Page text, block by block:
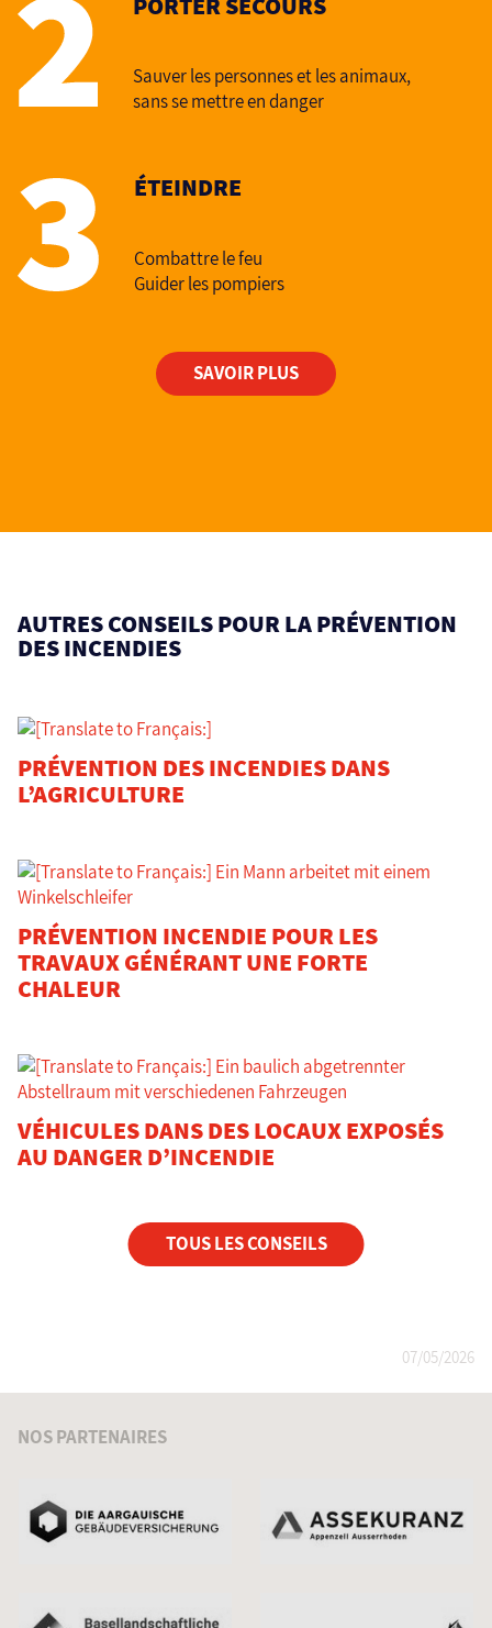
Sauver les personnes et les animaux,
sans se mettre en danger
ÉTEINDRE
Combattre le feu
Guider les pompiers
SAVOIR PLUS
AUTRES CONSEILS POUR LA PRÉVENTION
DES INCENDIES
PRÉVENTION DES INCENDIES DANS
L’AGRICULTURE
PRÉVENTION INCENDIE POUR LES
TRAVAUX GÉNÉRANT UNE FORTE
CHALEUR
VÉHICULES DANS DES LOCAUX EXPOSÉS
AU DANGER D’INCENDIE
TOUS LES CONSEILS
07/05/2026
NOS PARTENAIRES